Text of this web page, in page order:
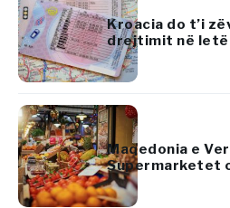
Kroacia do t’i
drejtimit në
standardeve të
Maqedonia e
Supermarketet
perime më lirë
tradicionale